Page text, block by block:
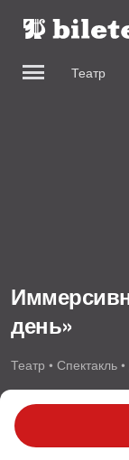
Театр
день»
Театр • Спектакль